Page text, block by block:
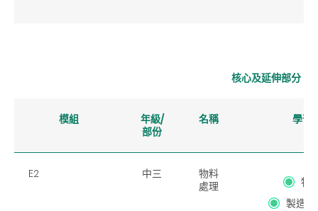
核心及延伸部分 (
模組
年級/
部份
名稱 學習
E2 中三
物料
處理
物
製造